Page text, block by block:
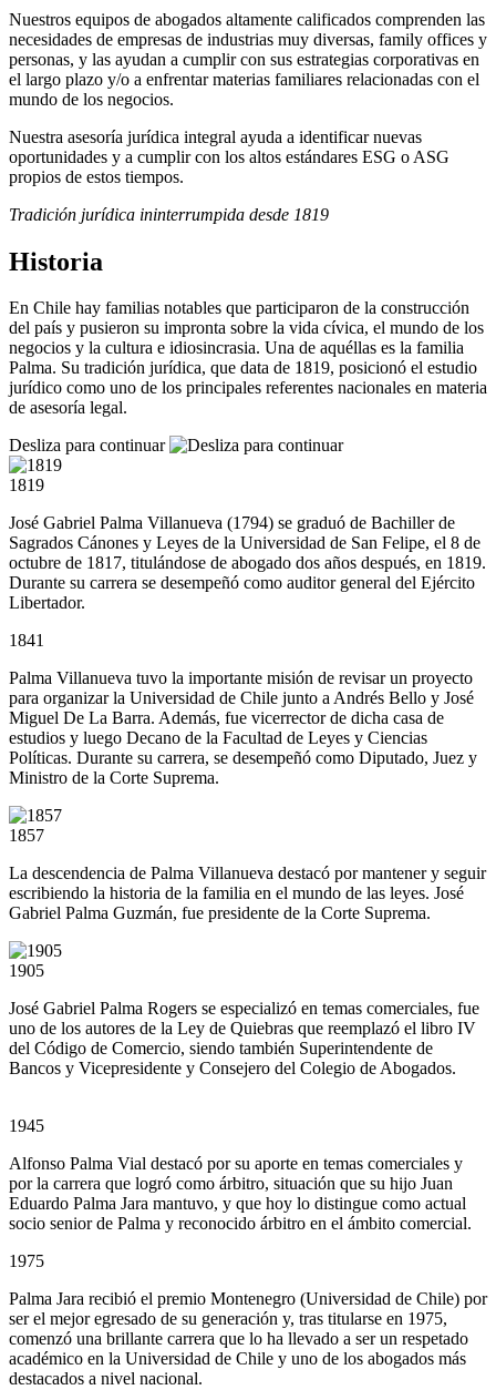
Nuestros equipos de abogados altamente calificados comprenden las
necesidades de empresas de industrias muy diversas, family offices y
personas, y las ayudan a cumplir con sus estrategias corporativas en
el largo plazo y/o a enfrentar materias familiares relacionadas con el
mundo de los negocios.
Nuestra asesoría jurídica integral ayuda a identificar nuevas
oportunidades y a cumplir con los altos estándares ESG o ASG
propios de estos tiempos.
Tradición jurídica ininterrumpida desde 1819
Historia
En Chile hay familias notables que participaron de la construcción
del país y pusieron su impronta sobre la vida cívica, el mundo de los
negocios y la cultura e idiosincrasia. Una de aquéllas es la familia
Palma. Su tradición jurídica, que data de 1819, posicionó el estudio
jurídico como uno de los principales referentes nacionales en materia
de asesoría legal.
Desliza para continuar
1819
José Gabriel Palma Villanueva (1794) se graduó de Bachiller de
Sagrados Cánones y Leyes de la Universidad de San Felipe, el 8 de
octubre de 1817, titulándose de abogado dos años después, en 1819.
Durante su carrera se desempeñó como auditor general del Ejército
Libertador.
1841
Palma Villanueva tuvo la importante misión de revisar un proyecto
para organizar la Universidad de Chile junto a Andrés Bello y José
Miguel De La Barra. Además, fue vicerrector de dicha casa de
estudios y luego Decano de la Facultad de Leyes y Ciencias
Políticas. Durante su carrera, se desempeñó como Diputado, Juez y
Ministro de la Corte Suprema.
1857
La descendencia de Palma Villanueva destacó por mantener y seguir
escribiendo la historia de la familia en el mundo de las leyes. José
Gabriel Palma Guzmán, fue presidente de la Corte Suprema.
1905
José Gabriel Palma Rogers se especializó en temas comerciales, fue
uno de los autores de la Ley de Quiebras que reemplazó el libro IV
del Código de Comercio, siendo también Superintendente de
Bancos y Vicepresidente y Consejero del Colegio de Abogados.
1945
Alfonso Palma Vial destacó por su aporte en temas comerciales y
por la carrera que logró como árbitro, situación que su hijo Juan
Eduardo Palma Jara mantuvo, y que hoy lo distingue como actual
socio senior de Palma y reconocido árbitro en el ámbito comercial.
1975
Palma Jara recibió el premio Montenegro (Universidad de Chile) por
ser el mejor egresado de su generación y, tras titularse en 1975,
comenzó una brillante carrera que lo ha llevado a ser un respetado
académico en la Universidad de Chile y uno de los abogados más
destacados a nivel nacional.